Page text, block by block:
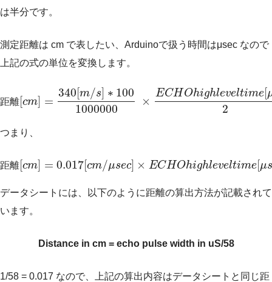
は半分です。
測定距離は cm で表したい、Arduinoで扱う時間はμsec なので
上記の式の単位を変換します。
距離[cm] =
340[m/s] ∗ 100
1000000
×
ECH Ohighleveltime[
2
つまり、
距離[cm] = 0.017[cm/μsec] × ECHOhighleveltime[μ
データシートには、以下のように距離の算出方法が記載されて
います。
Distance in cm = echo pulse width in uS/58
1/58 = 0.017 なので、上記の算出内容はデータシートと同じ距